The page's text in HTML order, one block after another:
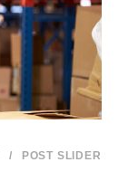
/ POST SLIDER